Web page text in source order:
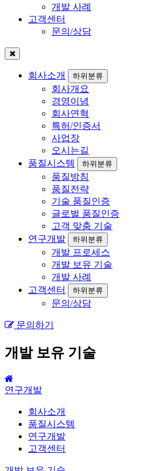
개발 사례
고객센터
문의/상담
회사소개 하위분류
회사개요
경영이념
회사연혁
특허/인증서
사업장
오시는길
품질시스템
하위분류
품질방침
품질전략
기술 품질인증
글로벌 품질인증
고객 맞춤 기술
연구개발
하위분류
개발 프로세스
개발 보유 기술
개발 사례
고객센터
하위분류
문의/상담
문의하기
개발 보유 기술
연구개발
회사소개
품질시스템
연구개발
고객센터